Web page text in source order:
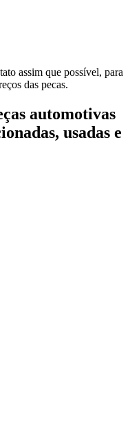
assim que possível, para
das pecas.
automotivas
usadas e